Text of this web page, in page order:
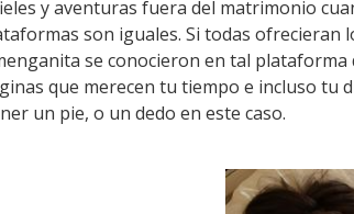
y aventuras fuera del matrimonio
son iguales. Si todas ofrecieran
se conocieron en tal plataforma
que merecen tu tiempo e incluso tu
un pie, o un dedo en este caso.